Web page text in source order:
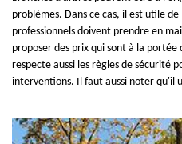
problèmes. Dans ce cas, il est utile
professionnels doivent prendre en
proposer des prix qui sont à la
respecte aussi les règles de sécurité
interventions. Il faut aussi noter qu'il